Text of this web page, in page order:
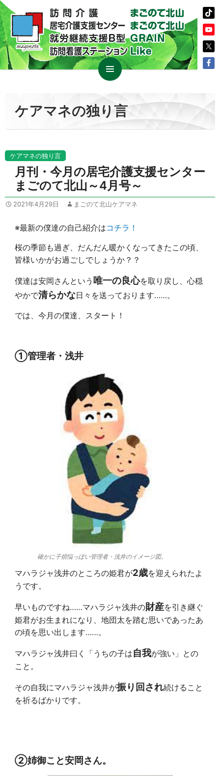
メニュ
ー
ス
キ
ケアマネの独り言
ケアマネの独り言
月刊・今月の居宅介護支援センター
まごのて北山～4月号～
2021年4月29日 まごのて北山ケアマネ
※最新の僕達の自己紹介はコチラ！
桜の季節も過ぎ、だんだん暖かくなってきたこの頃、
皆様いかがお過ごしでしょうか？？
僕達は安岡さんという 唯一の良心を取り戻し、心穏
やかで清らかな日々を送っております……。
では、今月の僕達、スタート！
①管理者・浅井
確かに子煩悩っぽい管理者・浅井のイメージ図。
マハラジャ浅井のところの姫君が2歳を迎えられたよ
うです。
早いものですね……マハラジャ浅井の財産を引き継ぐ
姫君がお生まれになり、地団太を踏む思いであったあ
の頃を思い出します……。
マハラジャ浅井曰く「うちの子は自我が強い」との
こと。
その自我にマハラジャ浅井が振り回され続けること
を祈るばかりです。
②姉御こと安岡さん。